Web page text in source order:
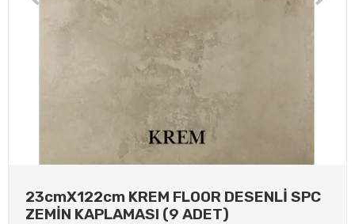
23cmX122cm KREM FLOOR DESENLİ SPC
ZEMİN KAPLAMASI (9 ADET)